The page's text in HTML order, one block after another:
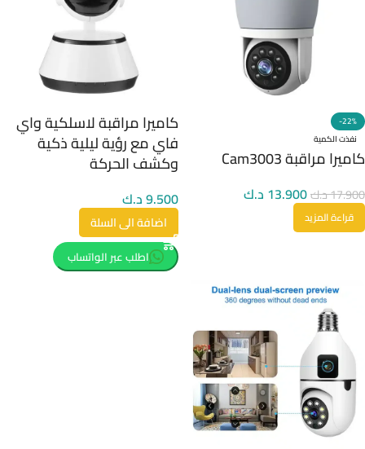
-22%
نفذت الكمية
كاميرا مراقبة Cam3003
17.900د.ك13.900 د.ك
قراءة المزيد
كاميرا مراقبة لاسلكية واي
فاي مع رؤية ليلية ذكية
وكشف الحركة
9.500د.ك
اضافة الى السلة
اطلب عبر الواتساب